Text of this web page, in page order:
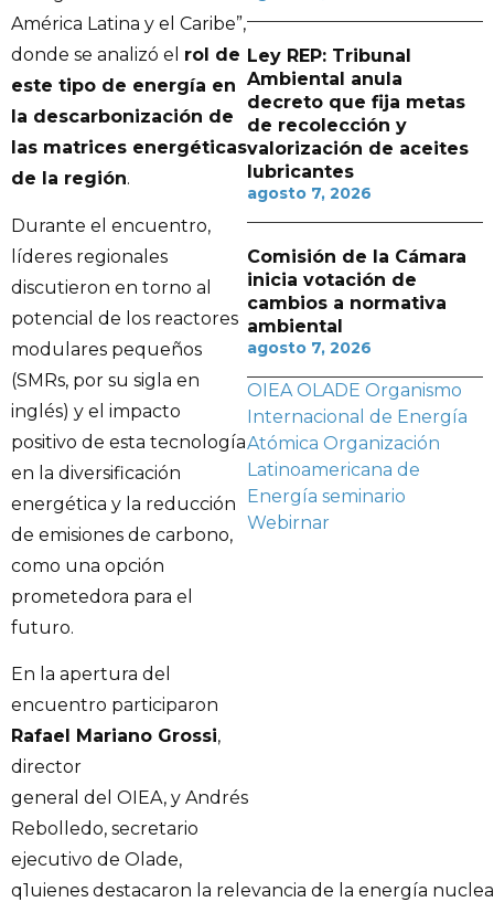
América Latina y el Caribe”,
donde se analizó el rol de
este tipo de energía en
la descarbonización de
las matrices energéticas
de la región.
Durante el encuentro,
líderes regionales
discutieron en torno al
potencial de los reactores
modulares pequeños
(SMRs, por su sigla en
inglés) y el impacto
positivo de esta tecnología
en la diversificación
energética y la reducción
de emisiones de carbono,
como una opción
prometedora para el
futuro.
En la apertura del
encuentro participaron
Rafael Mariano Grossi,
director
general del OIEA, y Andrés
Rebolledo, secretario
ejecutivo de Olade,
q1uienes destacaron la relevancia de la energía
Ley REP: Tribunal
Ambiental anula
decreto que fija metas
de recolección y
valorización de aceites
lubricantes
agosto 7, 2026
Comisión de la Cámara
inicia votación de
cambios a normativa
ambiental
agosto 7, 2026
OIEA OLADE Organismo
Internacional de Energía
Atómica Organización
Latinoamericana de
Energía seminario
Webirnar